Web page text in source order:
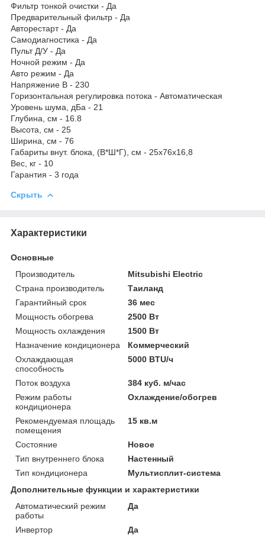
Фильтр тонкой очистки - Да
Предварительный фильтр - Да
Авторестарт - Да
Самодиагностика - Да
Пульт Д/У - Да
Ночной режим - Да
Авто режим - Да
Напряжение В - 230
Горизонтальная регулировка потока - Автоматическая
Уровень шума, дБа - 21
Глубина, см - 16.8
Высота, см - 25
Ширина, см - 76
Габариты внут. блока, (В*Ш*Г), см - 25х76x16,8
Вес, кг - 10
Гарантия - 3 года
Скрыть
Характеристики
Основные
Производитель
Mitsubishi Electric
Страна производитель
Таиланд
Гарантийный срок
36 мес
Мощность обогрева
2500 Вт
Мощность охлаждения
1500 Вт
Назначение кондиционера
Коммерческий
Охлаждающая
способность
5000 BTU/ч
Поток воздуха
384 куб. м/час
Режим работы
кондиционера
Охлаждение/обогрев
Рекомендуемая площадь
помещения
15 кв.м
Состояние
Новое
Тип внутреннего блока
Настенный
Тип кондиционера
Мультисплит-система
Дополнительные функции и характеристики
Автоматический режим
работы
Да
Инвертор
Да